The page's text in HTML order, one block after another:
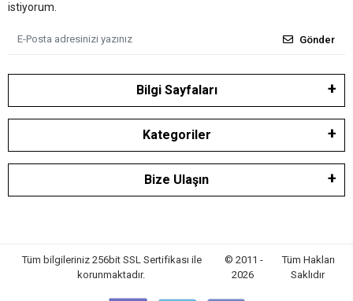
istiyorum.
Gönder
Bilgi Sayfaları
Kategoriler
Bize Ulaşın
Tüm bilgileriniz 256bit SSL Sertifikası ile
korunmaktadır.
© 2011 -
2026
Tüm Hakları
Saklıdır